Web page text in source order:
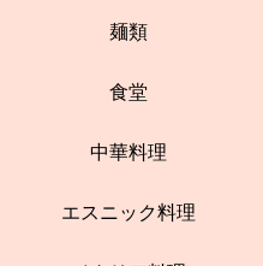
麺類
食堂
中華料理
エスニック料理